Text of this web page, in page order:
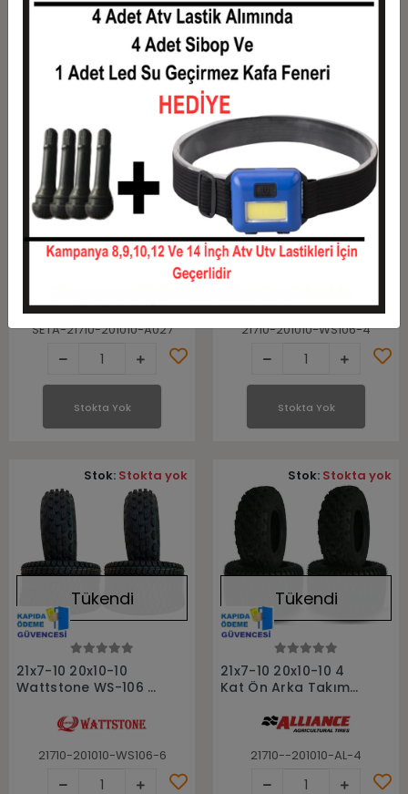
Stokta Yok
Tükendi
21x7-10 ve 20X10-10
SunF A027 6Kat Ön
SETA-21710-201010-A027
Stokta yok
Stokta Yok
Stokta Yok
Tükendi
21x7-10 20x10-10
Wattstone WS-106 4
Kat Ön Arka Takım
21710-201010-WS106-4
Stokta Yok
Stokta Yok
Tükendi
21x7-10 20x10-10
Wattstone WS-106 6
Atv Lastiği
21710-201010-WS106-6
Stok: Stokta yok
Stokta Yok
Tükendi
21x7-10 20x10-10 4
Kat Ön Arka Takım
21710--201010-AL-4
Stok: Stokta yok